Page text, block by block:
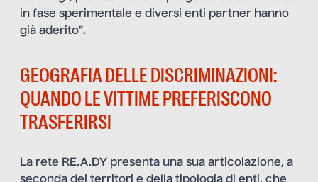
in fase sperimentale e diversi enti partner hanno
già aderito”.
GEOGRAFIA DELLE DISCRIMINAZIONI:
QUANDO LE VITTIME PREFERISCONO
TRASFERIRSI
La rete RE.A.DY presenta una sua articolazione, a
seconda dei territori e della tipologia di enti, che